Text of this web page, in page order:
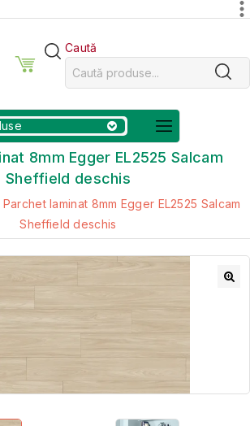
Caută
8mm Egger EL2525 Salcam
Sheffield deschis
Parchet laminat 8mm Egger EL2525 Salcam
Sheffield deschis